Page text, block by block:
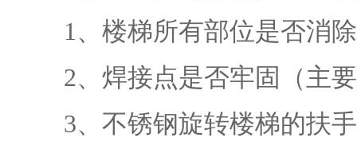
1、楼梯所有部位是否消
2、焊接点是否牢固（主
3、不锈钢旋转楼梯的扶